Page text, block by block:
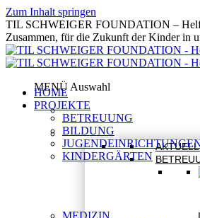
Zum Inhalt springen
TIL SCHWEIGER FOUNDATION –
Zusammen, für die Zukunft der Kinder in
MENÜ Auswahl
HOME
PROJEKTE
HOME
PROJEKTE
BETREUUNG
BILDUNG
KINDERGÄRTEN
MEDIZIN